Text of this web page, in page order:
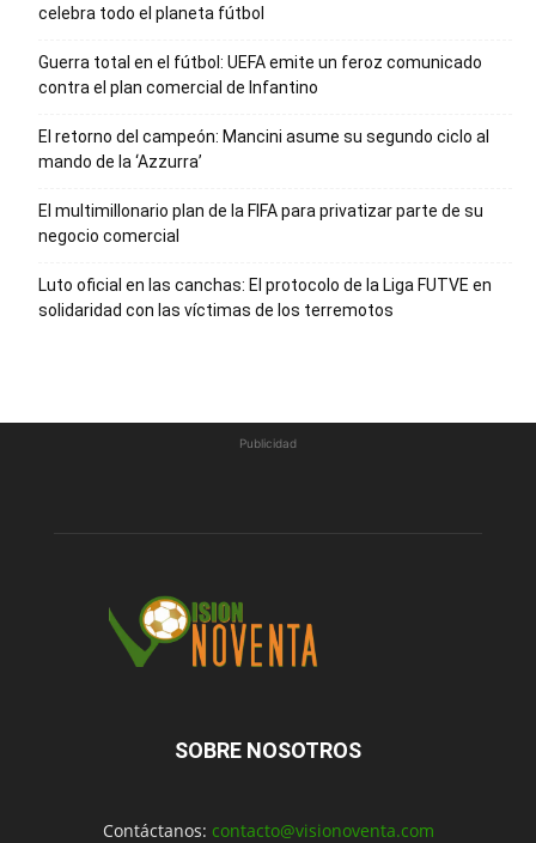
celebra todo el planeta fútbol
Guerra total en el fútbol: UEFA emite un feroz comunicado
contra el plan comercial de Infantino
El retorno del campeón: Mancini asume su segundo ciclo al
mando de la ‘Azzurra’
El multimillonario plan de la FIFA para privatizar parte de su
negocio comercial
Luto oficial en las canchas: El protocolo de la Liga FUTVE en
solidaridad con las víctimas de los terremotos
Publicidad
SOBRE NOSOTROS
Contáctanos: contacto@visionoventa.com